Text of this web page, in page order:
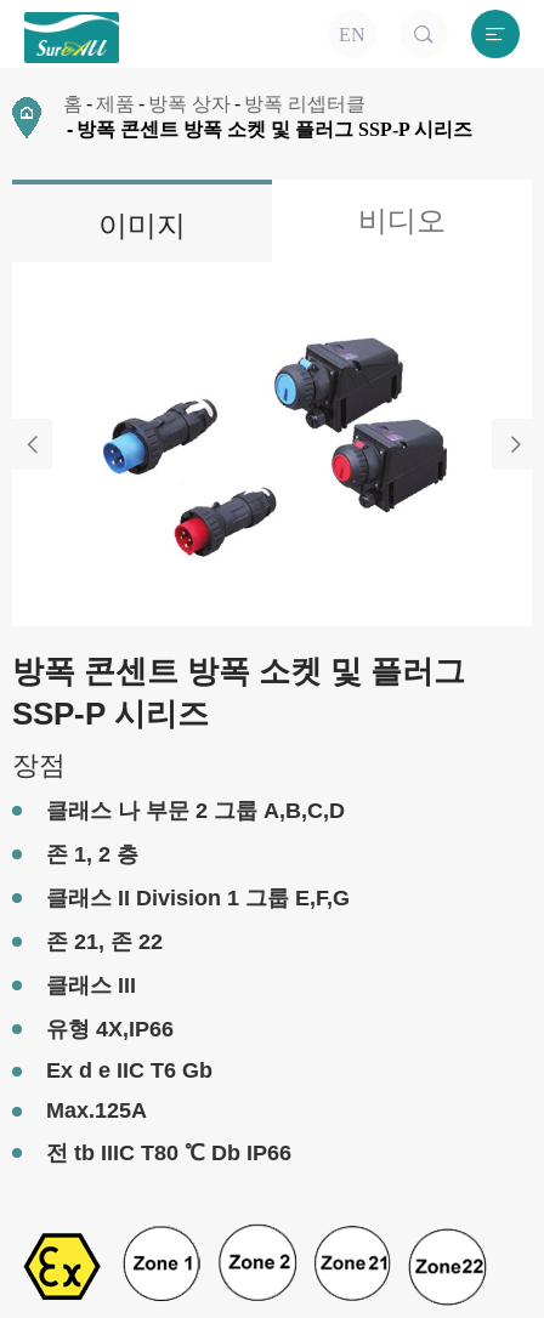
EN  
홈 제품 방폭 상자
방폭 리셉터클
방폭 콘센트 방폭 소켓 및 플러그 SSP-P 시리즈
이미지 비디오
 
방폭 콘센트 방폭 소켓 및 플러그
SSP-P 시리즈
장점
클래스 나 부문 2 그룹 A,B,C,D
존 1, 2 층
클래스 II Division 1 그룹 E,F,G
존 21, 존 22
클래스 III
유형 4X,IP66
Ex d e IIC T6 Gb
Max.125A
전 tb IIIC T80 ℃ Db IP66